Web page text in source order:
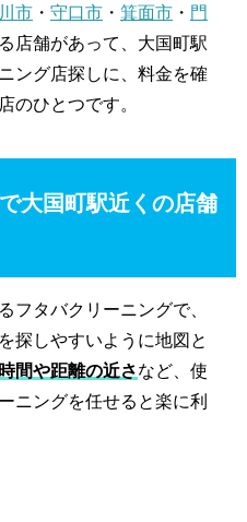
市 ・ 守口市 ・ 箕面市 ・ 門
店舗があって、大国町駅
ング店探しに、料金を確
のひとつです。
大国町駅近くの店舗
フタバクリーニングで、
探しやすいように地図と
間や距離の近さなど、使
ニングを任せると楽に利